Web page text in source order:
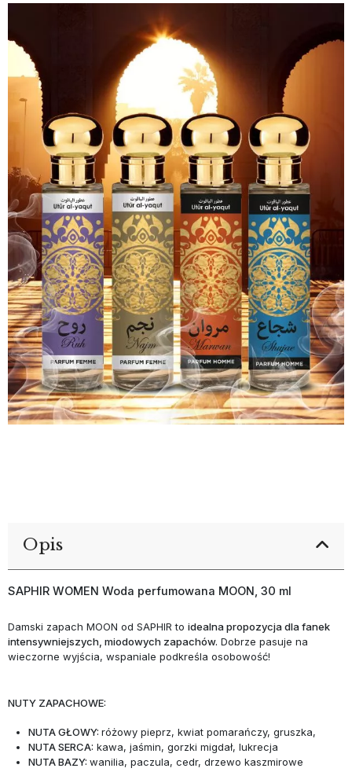
Opis
SAPHIR WOMEN Woda perfumowana MOON, 30 ml
Damski zapach MOON od SAPHIR to idealna propozycja dla fanek
intensywniejszych, miodowych zapachów. Dobrze pasuje na
wieczorne wyjścia, wspaniale podkreśla osobowość!
NUTY ZAPACHOWE:
NUTA GŁOWY: różowy pieprz, kwiat pomarańczy, gruszka,
NUTA SERCA: kawa, jaśmin, gorzki migdał, lukrecja
NUTA BAZY: wanilia, paczula, cedr, drzewo kaszmirowe